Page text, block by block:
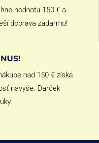
hodnotu 150 € a
doprava zadarmo!
nad 150 € získa
navyše. Darček